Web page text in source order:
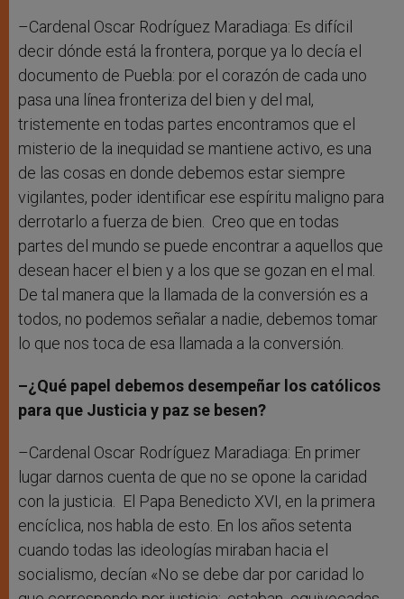
–Cardenal Oscar Rodríguez Maradiaga: Es difícil
decir dónde está la frontera, porque ya lo decía el
documento de Puebla: por el corazón de cada uno
pasa una línea fronteriza del bien y del mal,
tristemente en todas partes encontramos que el
misterio de la inequidad se mantiene activo, es una
de las cosas en donde debemos estar siempre
vigilantes, poder identificar ese espíritu maligno para
derrotarlo a fuerza de bien. Creo que en todas
partes del mundo se puede encontrar a aquellos que
desean hacer el bien y a los que se gozan en el mal.
De tal manera que la llamada de la conversión es a
todos, no podemos señalar a nadie, debemos tomar
lo que nos toca de esa llamada a la conversión.
–¿Qué papel debemos desempeñar los católicos
para que Justicia y paz se besen?
–Cardenal Oscar Rodríguez Maradiaga: En primer
lugar darnos cuenta de que no se opone la caridad
con la justicia. El Papa Benedicto XVI, en la primera
encíclica, nos habla de esto. En los años setenta
cuando todas las ideologías miraban hacia el
socialismo, decían «No se debe dar por caridad lo